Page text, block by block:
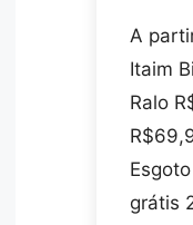
A
Itaim
Ralo
grátis